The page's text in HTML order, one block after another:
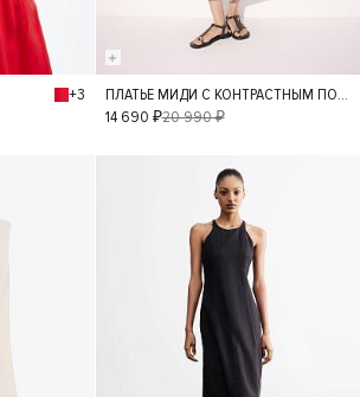
+3
XS S
ПЛАТЬЕ МИДИ С КОНТРАСТНЫМ ПОЯСОМ
14 690 ₽20 990 ₽